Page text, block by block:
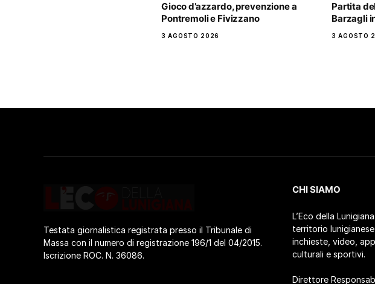
Gioco d’azzardo, prevenzione a
Pontremoli e Fivizzano
3 AGOSTO 2026
Partita
Barzagli
3 AGOSTO
Testata giornalistica registrata presso il Tribunale di
Massa con il numero di registrazione 196/1 del 04/2015.
Iscrizione ROC. N. 36086.
CHI SIAMO
L’Eco della
territorio
inchieste, video,
culturali e sportivi.
Direttore